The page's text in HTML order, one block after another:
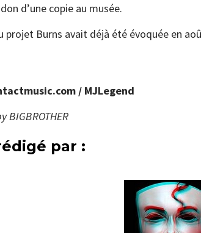
d’une copie au musée.
projet Burns avait déjà été évoquée en
/ MJLegend
BIGBROTHER
par :